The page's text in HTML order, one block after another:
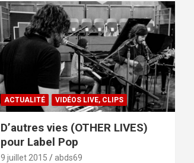
ACTUALITÉ VIDÉOS LIVE, CLIPS
D’autres vies (OTHER LIVES)
pour Label Pop
9 juillet 2015 abds69